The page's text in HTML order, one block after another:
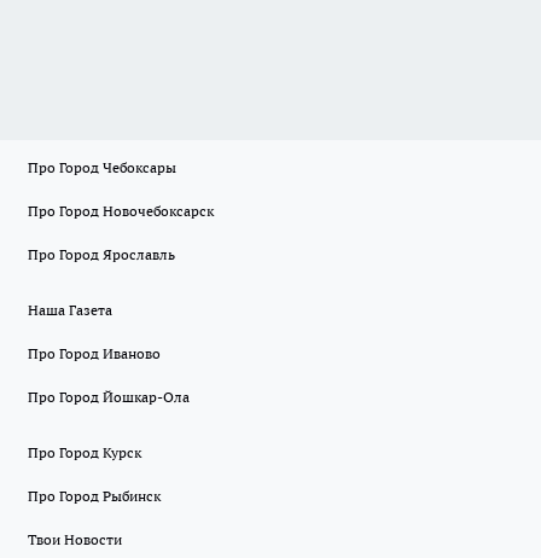
Про Город Чебоксары
Про Город Новочебоксарск
Про Город Ярославль
Наша Газета
Про Город Иваново
Про Город Йошкар-Ола
Про Город Курск
Про Город Рыбинск
Твои Новости